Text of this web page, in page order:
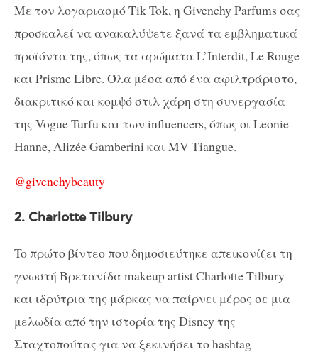
Με τον λογαριασμό Tik Tok, η Givenchy Parfums σας
προσκαλεί να ανακαλύψετε ξανά τα εμβληματικά
προϊόντα της, όπως τα αρώματα L’Interdit, Le Rouge
και Prisme Libre. Όλα μέσα από ένα αφιλτράριστο,
διακριτικό και κομψό στιλ χάρη στη συνεργασία
της Vogue Turfu και των influencers, όπως οι Leonie
Hanne, Alizée Gamberini και MV Tiangue.
@givenchybeauty
2. Charlotte Tilbury
To πρώτο βίντεο που δημοσιεύτηκε απεικονίζει τη
γνωστή Βρετανίδα makeup artist Charlotte Tilbury
και ιδρύτρια της μάρκας να παίρνει μέρος σε μια
μελωδία από την ιστορία της Disney της
Σταχτοπούτας για να ξεκινήσει το hashtag